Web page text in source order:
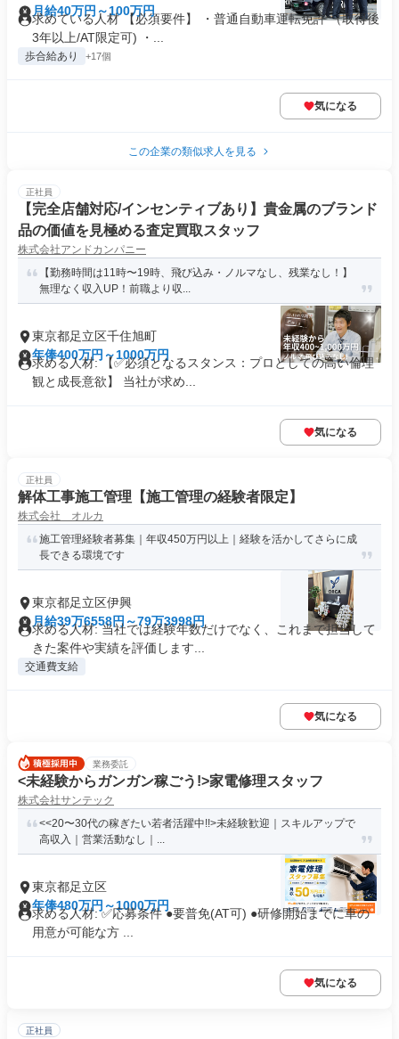
月給40万円～100万円
求めている人材 【必須要件】 ・普通自動車運転免許 （取得後
3年以上/AT限定可) ・...
歩合給あり +17個
気になる
この企業の類似求人を見る
正社員
【完全店舗対応/インセンティブあり】貴金属のブランド
品の価値を見極める査定買取スタッフ
株式会社アンドカンパニー
【勤務時間は11時〜19時、飛び込み・ノルマなし、残業なし！】
無理なく収入UP！前職より収...
東京都足立区千住旭町
年俸400万円～1000万円
求める人材: 【✅必須となるスタンス：プロとしての高い倫理
観と成長意欲】 当社が求め...
気になる
正社員
解体工事施工管理【施工管理の経験者限定】
株式会社 オルカ
施工管理経験者募集｜年収450万円以上｜経験を活かしてさらに成
長できる環境です
東京都足立区伊興
月給39万6558円～79万3998円
求める人材: 当社では経験年数だけでなく、これまで担当して
きた案件や実績を評価します...
交通費支給
気になる
業務委託
<未経験からガンガン稼ごう!>家電修理スタッフ
株式会社サンテック
<<20〜30代の稼ぎたい若者活躍中!!>未経験歓迎｜スキルアップで
高収入｜営業活動なし｜...
東京都足立区
年俸480万円～1000万円
求める人材: ✅️応募条件 ●要普免(AT可) ●研修開始までに車の
用意が可能な方 ...
気になる
正社員